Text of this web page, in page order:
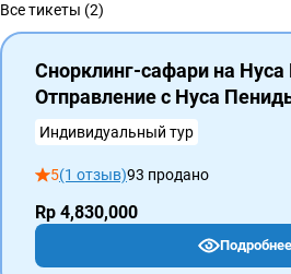
Все тикеты (2)
Снорклинг-сафари на
Отправление с Нуса
Индивидуальный тур
5(1 отзыв)93 продано
Rp 4,830,000
Подробнее